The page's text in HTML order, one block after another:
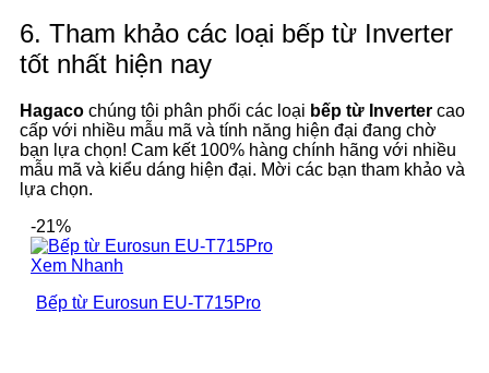
6. Tham khảo các loại bếp từ Inverter
tốt nhất hiện nay
Hagaco chúng tôi phân phối các loại bếp từ Inverter cao
cấp với nhiều mẫu mã và tính năng hiện đại đang chờ
bạn lựa chọn! Cam kết 100% hàng chính hãng với nhiều
mẫu mã và kiểu dáng hiện đại. Mời các bạn tham khảo và
lựa chọn.
-21%
Xem Nhanh
Bếp từ Eurosun EU-T715Pro